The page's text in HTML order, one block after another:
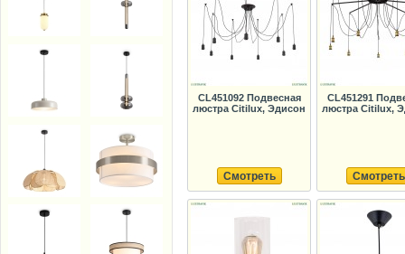
CL451092 Подвесная
люстра Citilux, Эдисон
Смотреть
CL451291
люстра Citilux,
Смотреть